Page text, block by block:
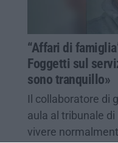
“Affari di
Foggetti sul
sono tranquillo»
Il collaboratore di
aula al tribunale
vivere